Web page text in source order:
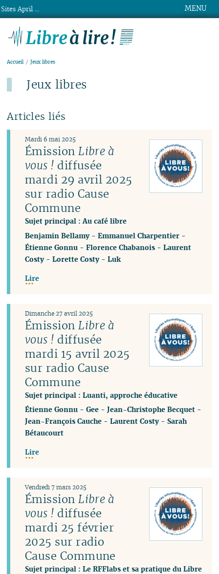
MENU
Accueil Jeux libres
Jeux libres
Articles liés
ÉmissionLibre à
vous ! diffusée
mardi 29 avril 2025
sur radio Cause
Commune
Sujet principal : Au café libre
Mardi 6 mai 2025
Benjamin Bellamy-Emmanuel Charpentier -
Étienne Gonnu -Florence Chabanois -Laurent
Costy-Lorette Costy-Luk
Lire
ÉmissionLibre à
vous ! diffusée
mardi 15 avril 2025
sur radio Cause
Commune
Sujet principal : Luanti, approche éducative
Dimanche 27 avril 2025
Étienne Gonnu -Gee -Jean-Christophe Becquet -
Jean-François Cauche -Laurent Costy-Sarah
Bétaucourt
Lire
ÉmissionLibre à
vous ! diffusée
mardi 25 février
2025 sur radio
Cause Commune
Sujet principal : Le RFFlabs et sa pratique du Libre
Vendredi 7 mars 2025
Sites April ...